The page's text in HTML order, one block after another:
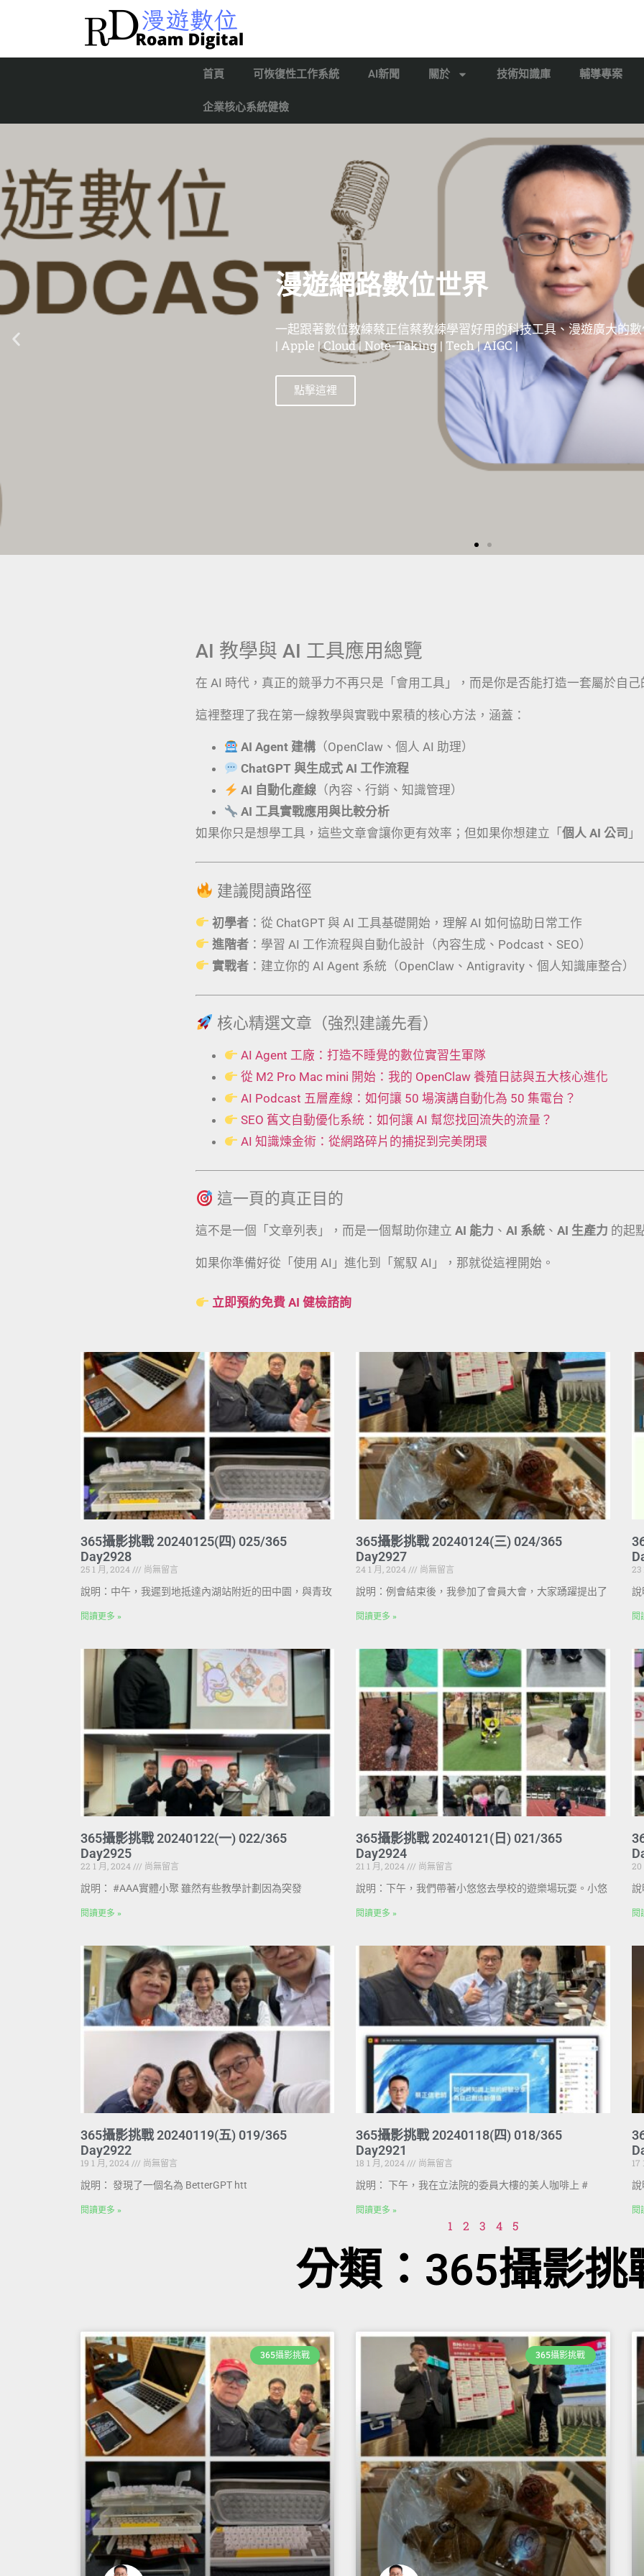
首頁 可恢復性工作系統 AI新聞 關於 技術知識庫 輔導專案
企業核心系統健檢
漫遊網路數
一起跟著數位教練蔡正信蔡教練學習好用的科技工具、漫遊在這個廣大
| 蘋果教學 | Evernote教學 | 筆記工具教學 | 雲端服務教學 |
AI 教學與 AI 工具應用總覽
在 AI 時代，真正的競爭力不再只是「會用工具」，而是你是否能打造一套屬於自
這裡整理了我在第一線教學與實戰中累積的核心方法，涵蓋：
AI Agent 建構 （OpenClaw、個人 AI 助理）
ChatGPT 與生成式 AI 工作流程
AI 自動化產線 （內容、行銷、知識管理）
AI 工具實戰應用與比較分析
如果你只是想學工具，這些文章會讓你更有效率；但如果你想建立「 個人 AI 公司
建議閱讀路徑
初學者 ：從 ChatGPT 與 AI 工具基礎開始，理解 AI 如何協助日常工作
進階者 ：學習 AI 工作流程與自動化設計（內容生成、Podcast、SEO）
實戰者 ：建立你的 AI Agent 系統（OpenClaw、Antigravity、個人知識庫整合）
核心精選文章（強烈建議先看）
AI Agent 工廠：打造不睡覺的數位實習生軍隊
從 M2 Pro Mac mini 開始：我的 OpenClaw 養殖日誌與五大核心進化
AI Podcast 五層產線：如何讓 50 場演講自動化為 50 集電台？
SEO 舊文自動優化系統：如何讓 AI 幫您找回流失的流量？
AI 知識煉金術：從網路碎片的捕捉到完美閉環
這一頁的真正目的
這不是一個「文章列表」，而是一個幫助你建立 AI 能力 、 AI 系統 、 AI 生產力 的起
如果你準備好從「使用 AI」進化到「駕馭 AI」，那就從這裡開始。
立即預約免費 AI 健檢諮詢
365攝影挑戰 20240125(四) 025/365
Day2928
25 1 月, 2024
尚無留言
說明：中午，我遲到地抵達內湖站附近的田中園，與青玫
閱讀更多 »
365攝影挑戰 20240124(三) 024/365
Day2927
24 1 月, 2024
尚無留言
說明：例會結束後，我參加了會員大會，大家踴躍提出了
閱讀更多 »
23
說
閱
365攝影挑戰 20240122(一) 022/365
Day2925
22 1 月, 2024
尚無留言
說明： #AAA實體小聚 雖然有些教學計劃因為突發
閱讀更多 »
365攝影挑戰 20240121(日) 021/365
Day2924
21 1 月, 2024
尚無留言
說明：下午，我們帶著小悠悠去學校的遊樂場玩耍。小悠
閱讀更多 »
20
說
閱
365攝影挑戰 20240119(五) 019/365
Day2922
19 1 月, 2024
尚無留言
說明： 發現了一個名為 BetterGPT htt
閱讀更多 »
365攝影挑戰 20240118(四) 018/365
Day2921
18 1 月, 2024
尚無留言
說明： 下午，我在立法院的委員大樓的美人咖啡上 #
閱讀更多 »
17
說
閱
1 2 3 4 5
分類：365攝影挑
365攝影挑戰 365攝影挑戰